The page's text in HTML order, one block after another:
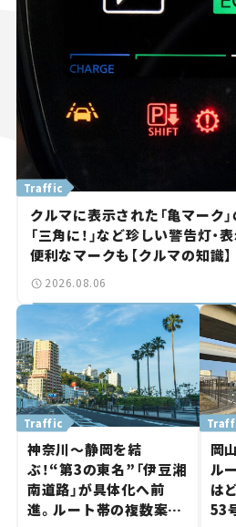
クルマに表示された「亀マーク」
「三角に！」など珍しい警告灯・
便利なマークも【クルマの知識】
Traffic
2026.08.06
神奈川～静岡を結
ぶ！“第3の東名”「伊豆湘
南道路」が具体化へ前
進。ルート帯の複数案検
Traffic
岡
ル
は
53